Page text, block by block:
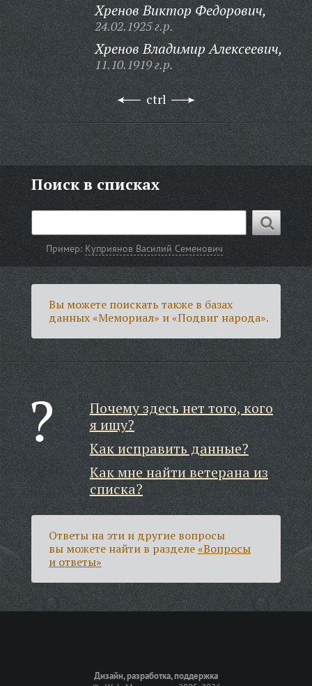
Хренов Виктор Федорович,
24.02.1925 г.р.
Хренов Владимир Алексеевич,
11.10.1919 г.р.
ctrl
Поиск в списках
Пример: Куприянов Василий Семенович
Вы можете поискать также в базах
данных «Мемориал» и «Подвиг народа».
Почему здесь нет того, кого
я ищу?
Как исправить данные?
Как мне найти ветерана из
списка?
Ответы на эти и другие вопросы
вы можете найти в разделе«Вопросы
и ответы»
Дизайн, разработка, поддержка